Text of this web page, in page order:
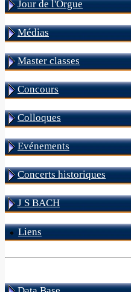
Jour de l'Orgue
Médias
Master classes
Concours
Colloques
Evénements
Concerts historiques
J S BACH
Liens